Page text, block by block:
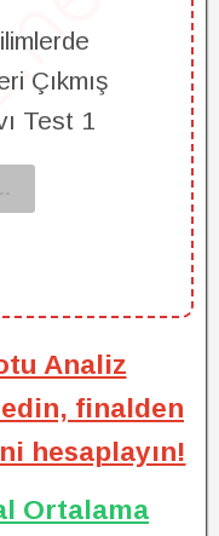
Çıkmış
Test 1
Analiz
finalden
hesaplayın!
Ortalama